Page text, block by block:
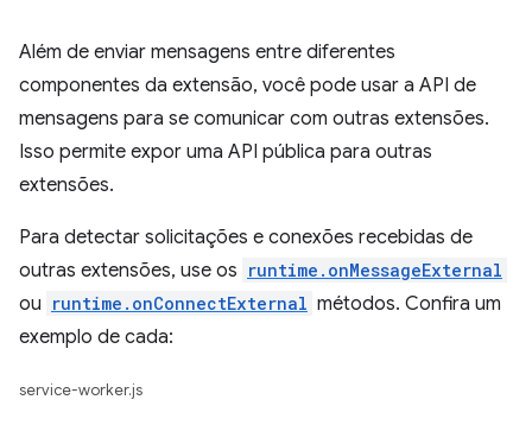
Além de enviar mensagens entre diferentes
componentes da extensão, você pode usar a API de
mensagens para se comunicar com outras extensões.
Isso permite expor uma API pública para outras
extensões.
Para detectar solicitações e conexões recebidas de
outras extensões, use os runtime.onMessageExternal
ou runtime.onConnectExternal métodos. Confira um
exemplo de cada:
service-worker.js